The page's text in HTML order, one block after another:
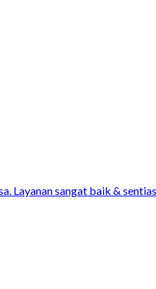
Layanan sangat baik &